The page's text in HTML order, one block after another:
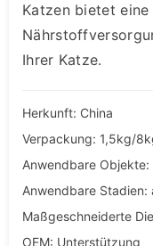
Katzen bietet eine
Ihrer Katze.
Herkunft: China
Verpackung: 1,5kg/
Anwendbare Objekte:
Anwendbare Stadien:
Maßgeschneiderte
OEM: Unterstützung